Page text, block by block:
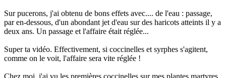
Sur pucerons, j'ai obtenu de bons effets avec.... de l'eau : passage,
par en-dessous, d'un abondant jet d'eau sur des haricots atteints il y a
deux ans. Un passage et l'affaire était réglée...
Super ta vidéo. Effectivement, si coccinelles et syrphes s'agitent,
comme on le voit, l'affaire sera vite réglée !
Chez moi, j'ai vu les premières coccinelles sur mes plantes martyres